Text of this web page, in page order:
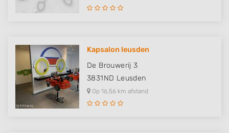
Kapsalon leusden
De Brouwerij 3
3831ND Leusden
Op 16,56 km afstand